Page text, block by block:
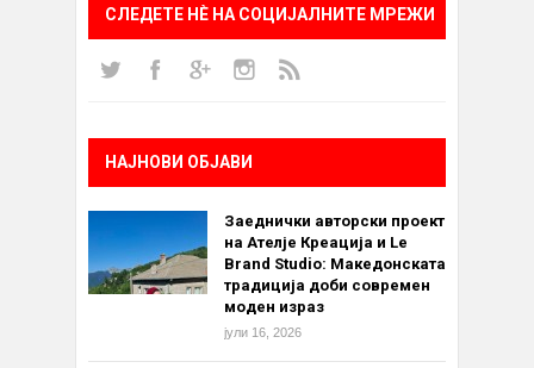
СЛЕДЕТЕ НÈ НА СОЦИЈАЛНИТЕ МРЕЖИ
НАЈНОВИ ОБЈАВИ
Заеднички авторски проект
на Ателје Креација и Le
Brand Studio: Македонската
традиција доби современ
моден израз
јули 16, 2026